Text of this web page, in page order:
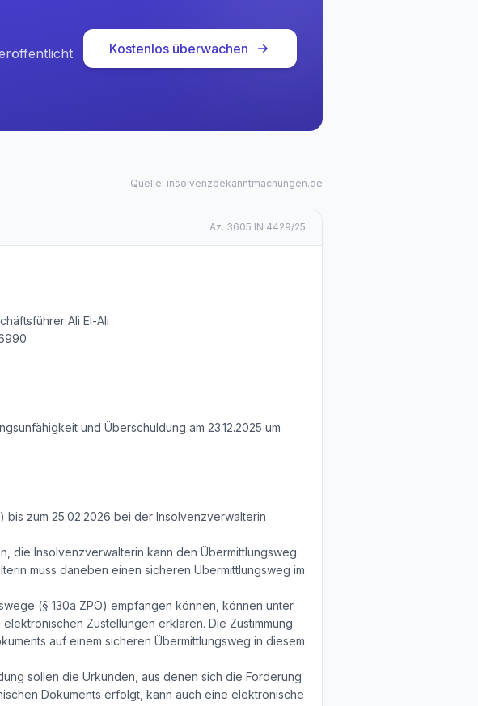
Kostenlos überwachen
Quelle: insolvenzbekanntmachungen.de
Az. 3605 IN 4429/25
Ali El-Ali
und Überschuldung am 23.12.2025 um
zum 25.02.2026 bei der Insolvenzverwalterin
die Insolvenzverwalterin kann den Übermittlungsweg
muss daneben einen sicheren Übermittlungsweg im
(§ 130a ZPO) empfangen können, können unter
Zustellungen erklären. Die Zustimmung
auf einem sicheren Übermittlungsweg in diesem
sollen die Urkunden, aus denen sich die Forderung
Dokuments erfolgt, kann auch eine elektronische